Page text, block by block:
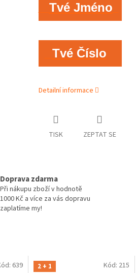
Tvé Jméno
Tvé Číslo
Detailní informace
TISK ZEPTAT SE
Doprava zdarma
Při nákupu zboží v hodnotě
1000 Kč a více za vás dopravu
zaplatíme my!
639 2 + 1 Kód: 215